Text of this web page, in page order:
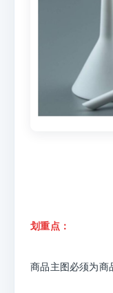
划重点：
商品主图必须为商